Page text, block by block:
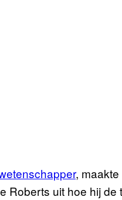
,
Roberts uit hoe hij de